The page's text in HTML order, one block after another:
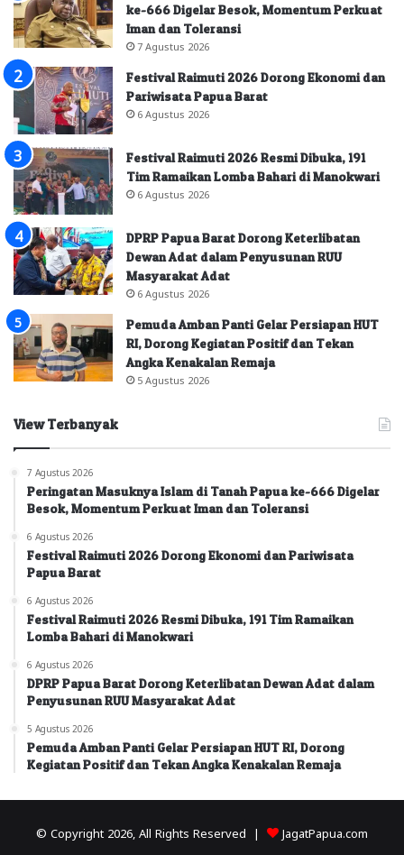
ke-666 Digelar Besok, Momentum Perkuat
Iman dan Toleransi
7 Agustus 2026
Festival Raimuti 2026 Dorong Ekonomi dan
Pariwisata Papua Barat
6 Agustus 2026
Festival Raimuti 2026 Resmi Dibuka, 191
Tim Ramaikan Lomba Bahari di Manokwari
6 Agustus 2026
DPRP Papua Barat Dorong Keterlibatan
Dewan Adat dalam Penyusunan RUU
Masyarakat Adat
6 Agustus 2026
Pemuda Amban Panti Gelar Persiapan HUT
RI, Dorong Kegiatan Positif dan Tekan
Angka Kenakalan Remaja
5 Agustus 2026
View Terbanyak
7 Agustus 2026
Peringatan Masuknya Islam di Tanah Papua ke-666 Digelar
Besok, Momentum Perkuat Iman dan Toleransi
6 Agustus 2026
Festival Raimuti 2026 Dorong Ekonomi dan Pariwisata
Papua Barat
6 Agustus 2026
Festival Raimuti 2026 Resmi Dibuka, 191 Tim Ramaikan
Lomba Bahari di Manokwari
6 Agustus 2026
DPRP Papua Barat Dorong Keterlibatan Dewan Adat dalam
Penyusunan RUU Masyarakat Adat
5 Agustus 2026
Pemuda Amban Panti Gelar Persiapan HUT RI, Dorong
Kegiatan Positif dan Tekan Angka Kenakalan Remaja
© Copyright 2026, All Rights Reserved | JagatPapua.com